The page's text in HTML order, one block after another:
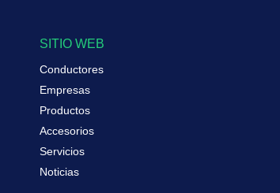
SITIO WEB
Conductores
Empresas
Productos
Accesorios
Servicios
Noticias